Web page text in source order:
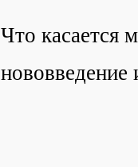
Что касается